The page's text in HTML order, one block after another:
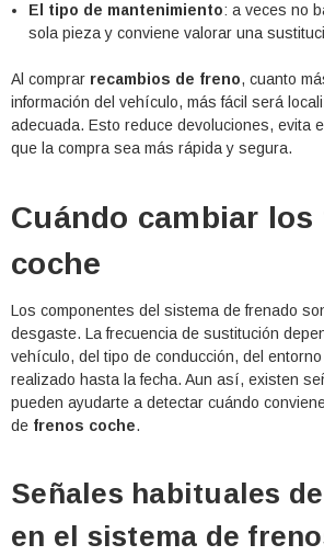
El tipo de mantenimiento: a veces no
sola pieza y conviene valorar una
Al comprar recambios de freno, cuanto
información del vehículo, más fácil será
adecuada. Esto reduce devoluciones, evita
que la compra sea más rápida y segura.
Cuándo cambiar los
coche
Los componentes del sistema de frenado
desgaste. La frecuencia de sustitución
vehículo, del tipo de conducción, del
realizado hasta la fecha. Aun así, existen
pueden ayudarte a detectar cuándo
de frenos coche.
Señales habituales
en el sistema de